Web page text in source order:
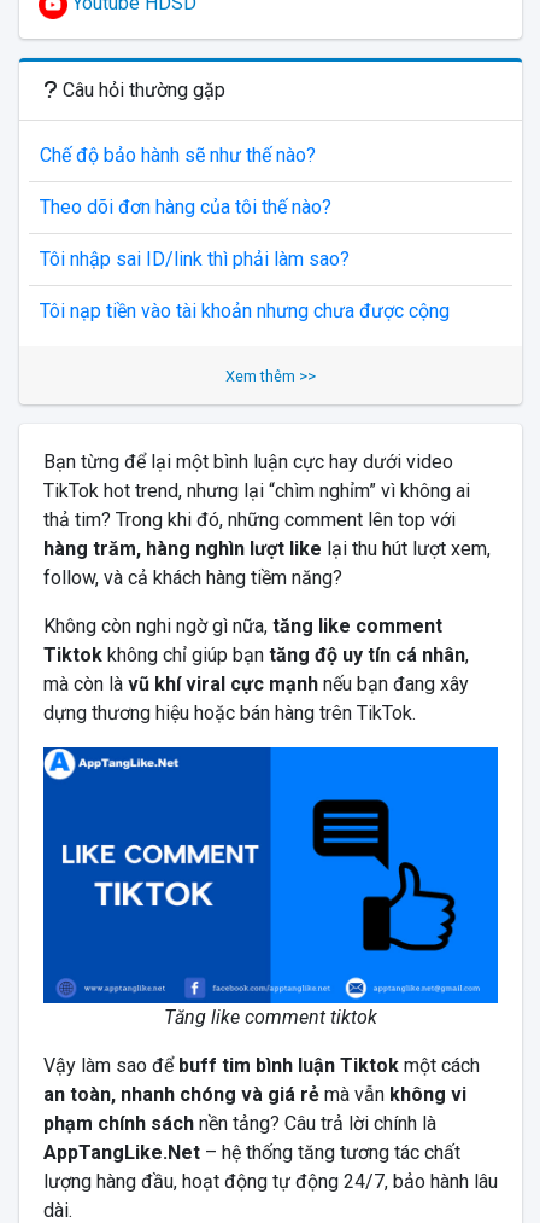
Câu hỏi thường gặp
Chế độ bảo hành sẽ như thế nào?
Theo dõi đơn hàng của tôi thế nào?
Tôi nhập sai ID/link thì phải làm sao?
Tôi nạp tiền vào tài khoản nhưng chưa được cộng
Xem thêm >>
Bạn từng để lại một bình luận cực hay dưới video
TikTok hot trend, nhưng lại “chìm nghỉm” vì không ai
thả tim? Trong khi đó, những comment lên top với
hàng trăm, hàng nghìn lượt like lại thu hút lượt xem,
follow, và cả khách hàng tiềm năng?
Không còn nghi ngờ gì nữa, tăng like comment
Tiktokkhông chỉ giúp bạn tăng độ uy tín cá nhân,
mà còn là vũ khí viral cực mạnhnếu bạn đang xây
dựng thương hiệu hoặc bán hàng trên TikTok.
Tăng like comment tiktok
Vậy làm sao để buff tim bình luận Tiktokmột cách
an toàn, nhanh chóng và giá rẻmà vẫn không vi
phạm chính sáchnền tảng? Câu trả lời chính là
AppTangLike.Net– hệ thống tăng tương tác chất
lượng hàng đầu, hoạt động tự động 24/7, bảo hành lâu
dài.